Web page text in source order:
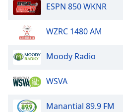
ESPN 850 WKNR
WZRC 1480 AM
Moody Radio
WSVA
Manantial 89.9 FM